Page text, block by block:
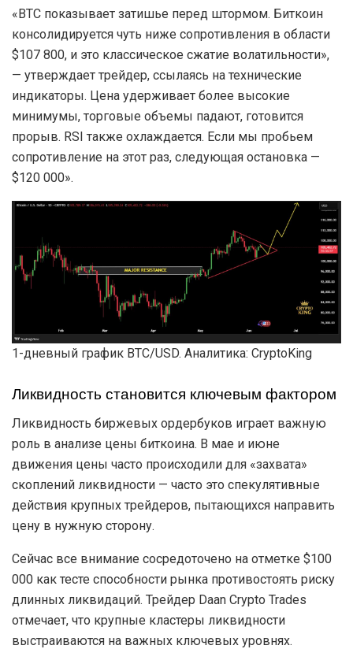
«BTC показывает затишье перед штормом. Биткоин
консолидируется чуть ниже сопротивления в области
$107 800, и это классическое сжатие волатильности»,
— утверждает трейдер, ссылаясь на технические
индикаторы. Цена удерживает более высокие
минимумы, торговые объемы падают, готовится
прорыв. RSI также охлаждается. Если мы пробьем
сопротивление на этот раз, следующая остановка —
$120 000».
1-дневный график BTC/USD. Аналитика: CryptoKing
Ликвидность становится ключевым фактором
Ликвидность биржевых ордербуков играет важную
роль в анализе цены биткоина. В мае и июне
движения цены часто происходили для «захвата»
скоплений ликвидности — часто это спекулятивные
действия крупных трейдеров, пытающихся направить
цену в нужную сторону.
Сейчас все внимание сосредоточено на отметке $100
000 как тесте способности рынка противостоять риску
длинных ликвидаций. Трейдер Daan Crypto Trades
отмечает, что крупные кластеры ликвидности
выстраиваются на важных ключевых уровнях.